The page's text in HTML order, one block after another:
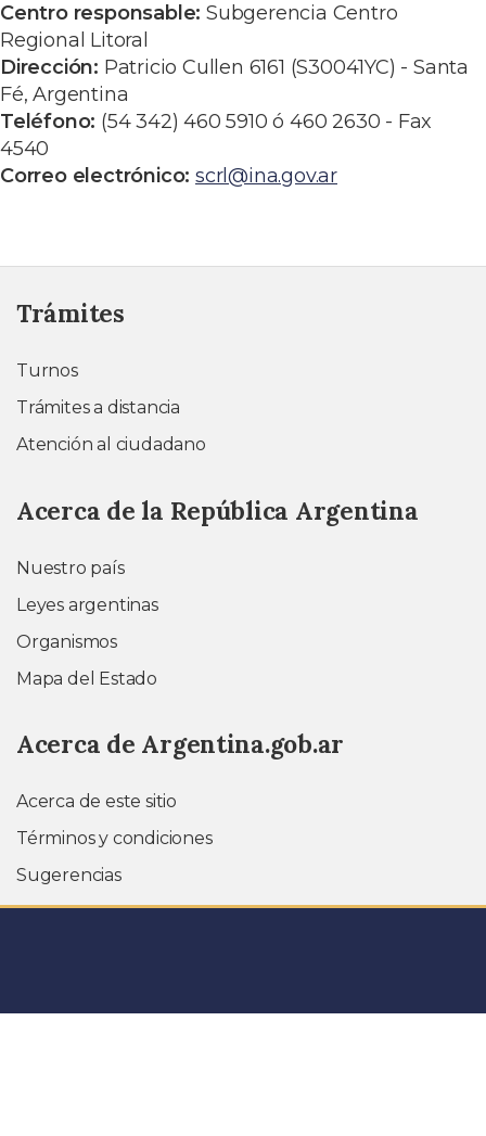
Centro responsable: Subgerencia Centro
Regional Litoral
Dirección: Patricio Cullen 6161 (S30041YC) - Santa
Fé, Argentina
Teléfono: (54 342) 460 5910 ó 460 2630 - Fax
4540
Correo electrónico: scrl@ina.gov.ar
Trámites
Turnos
Trámites a distancia
Atención al ciudadano
Acerca de la República Argentina
Nuestro país
Leyes argentinas
Organismos
Mapa del Estado
Acerca de Argentina.gob.ar
Acerca de este sitio
Términos y condiciones
Sugerencias